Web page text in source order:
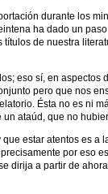
durante los
ha dado un
de nuestra
eso sí, en aspectos
pero que nos
Ésta no es ni
ataúd, que no
estar atentos es a
por eso
dirija a partir de